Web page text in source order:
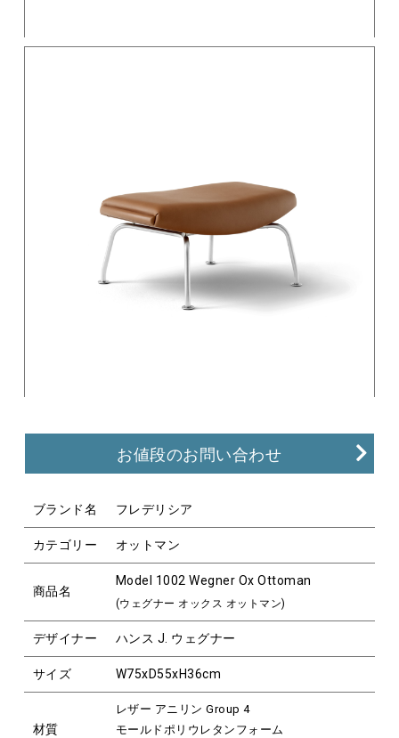
お値段のお問い合わせ
ブランド名 フレデリシア
カテゴリー オットマン
商品名
Model 1002 Wegner Ox Ottoman
(ウェグナー オックス オットマン)
デザイナー ハンス J. ウェグナー
サイズ W75xD55xH36cm
材質
レザー アニリン Group 4
モールドポリウレタンフォーム